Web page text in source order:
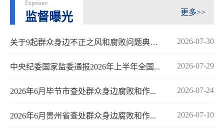
Exposure
监督曝光 更多>>
关于9起群众身边不正之风和腐败问题典型案... 2026-07-30
中央纪委国家监委通报2026年上半年全国... 2026-07-29
2026年6月毕节市查处群众身边腐败和作... 2026-07-24
2026年6月贵州省查处群众身边腐败和作... 2026-07-10